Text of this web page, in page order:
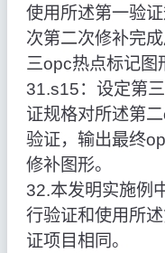
使用所述第一验
次第二次修补完
三opc热点标记图
31.s15：设定第
证规格对所述第
验证，输出最终
修补图形。
32.本发明实施例
行验证和使用所
证项目相同。